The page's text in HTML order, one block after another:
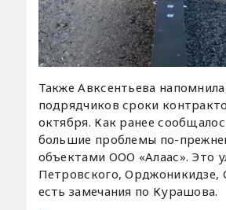
Также Авксентьева
подрядчиков сроки
октября. Как ранее
большие проблемы по-
объектами ООО «Алаас». Это
Петровского, Орджоникидзе,
есть замечания по Курашова.